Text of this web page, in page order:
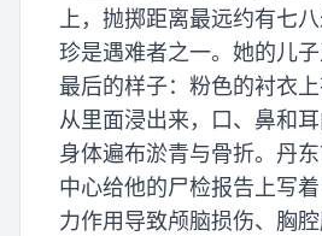
上，抛掷距离最远约有七
珍是遇难者之一。她的儿
最后的样子：粉色的衬衣
从里面浸出来，口、鼻和耳
身体遍布淤青与骨折。丹
中心给他的尸检报告上写
力作用导致颅脑损伤、胸